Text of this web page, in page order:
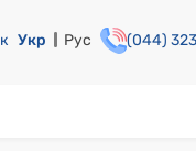
Укр Рус (044)